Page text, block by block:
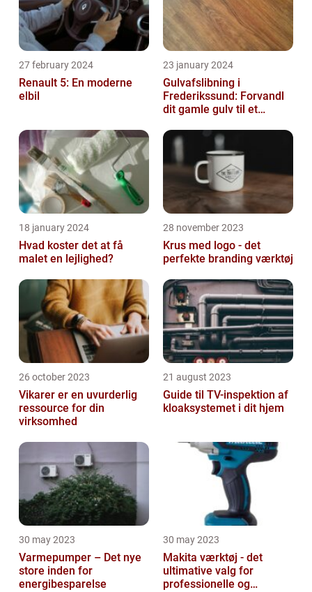
27 february 2024
Renault 5: En moderne
elbil
23 january 2024
Gulvafslibning i
Frederikssund: Forvandl
dit gamle gulv til et
18 january 2024
Hvad koster det at få
malet en lejlighed?
28 november 2023
Krus med logo - det
perfekte branding værktøj
26 october 2023
Vikarer er en uvurderlig
ressource for din
virksomhed
21 august 2023
Guide til TV-inspektion af
kloaksystemet i dit hjem
30 may 2023
Varmepumper – Det nye
store inden for
energibesparelse
30 may 2023
Makita værktøj - det
ultimative valg for
professionelle og